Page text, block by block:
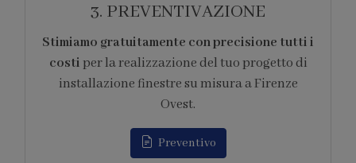
4. FORNITURA
Ci occupiamo di tutti gliaspetti logistici
legati alla fornituradei prodotti per la
realizzazione del tuo progetto di installazione
finestre su misura a Firenze Ovest.
Appuntamento